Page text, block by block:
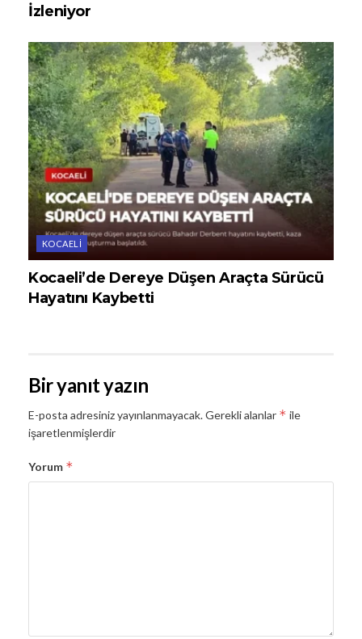
İzleniyor
KOCAELI
Kocaeli’de Dereye Düşen Araçta Sürücü
Hayatını Kaybetti
Bir yanıt yazın
E-posta adresiniz yayınlanmayacak.Gerekli alanlar * ile
işaretlenmişlerdir
Yorum *